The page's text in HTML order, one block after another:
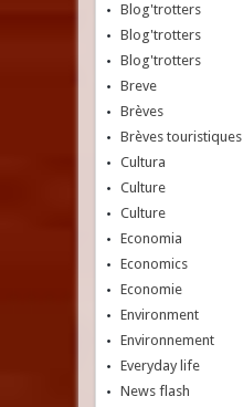
Blog'trotters
Blog'trotters
Blog'trotters
Breve
Brèves
Brèves touristiques
Cultura
Culture
Culture
Economia
Economics
Economie
Environment
Environnement
Everyday life
News flash